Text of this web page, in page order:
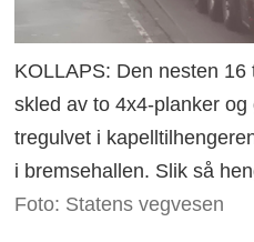
KOLLAPS: Den nesten
skled av to 4x4-planker
tregulvet i
i bremsehallen. Slik så
Foto: Statens vegvesen